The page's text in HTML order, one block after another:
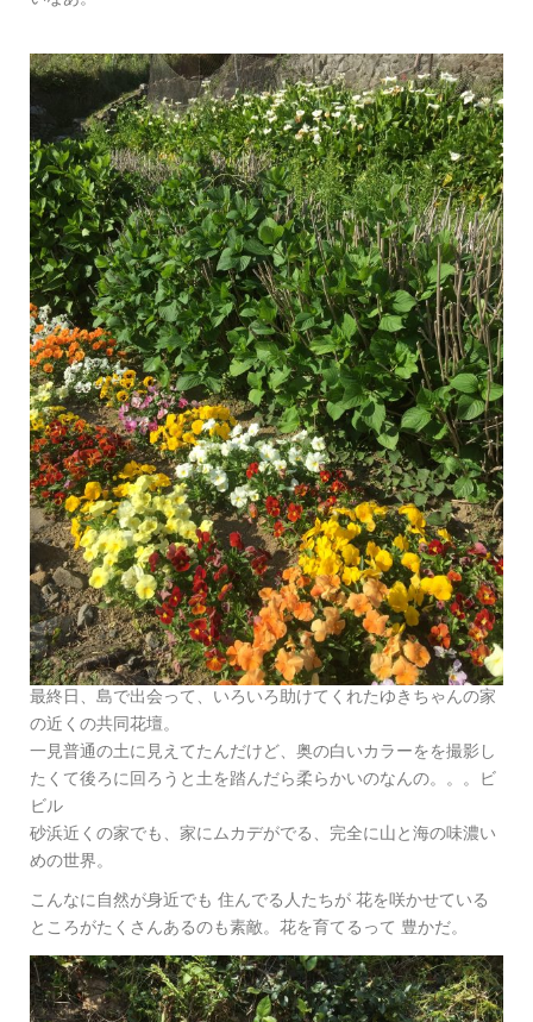
最終日、島で出会って、いろいろ助けてくれたゆきちゃんの家
の近くの共同花壇。
一見普通の土に見えてたんだけど、奥の白いカラーをを撮影し
たくて後ろに回ろうと土を踏んだら柔らかいのなんの。。。ビ
ビル
砂浜近くの家でも、家にムカデがでる、完全に山と海の味濃い
めの世界。
こんなに自然が身近でも 住んでる人たちが 花を咲かせている
ところがたくさんあるのも素敵。花を育てるって 豊かだ。